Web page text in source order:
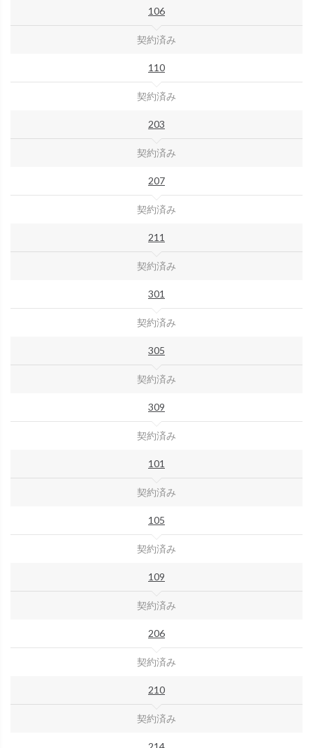
106
契約済み
110
契約済み
203
契約済み
207
契約済み
211
契約済み
301
契約済み
305
契約済み
309
契約済み
101
契約済み
105
契約済み
109
契約済み
206
契約済み
210
契約済み